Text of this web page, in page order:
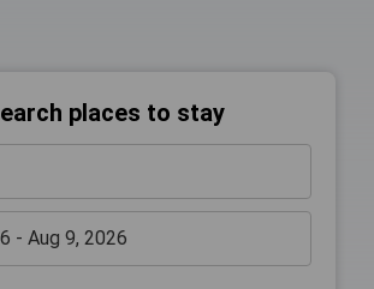
places to stay